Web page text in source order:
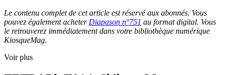
Le contenu complet de cet article est réservé aux abonnés. Vous
pouvez également acheter Diapason n°751 au format digital. Vous
le retrouverez immédiatement dans votre bibliothèque numérique
KiosqueMag.
Voir plus